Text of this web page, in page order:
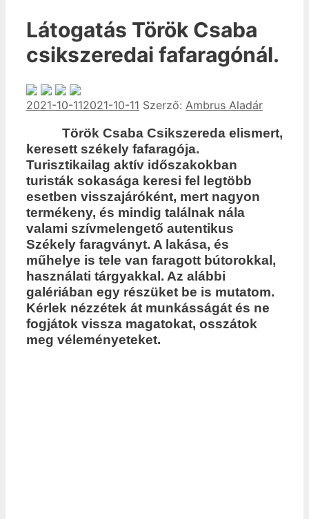
Látogatás Török Csaba
csikszeredai fafaragónál.
2021-10-112021-10-11 Szerző: Ambrus Aladár
Török Csaba Csikszereda elismert,
keresett székely fafaragója.
Turisztikailag aktív időszakokban
turisták sokasága keresi fel legtöbb
esetben visszajáróként, mert nagyon
termékeny, és mindig találnak nála
valami szívmelengető autentikus
Székely faragványt. A lakása, és
műhelye is tele van faragott bútorokkal,
használati tárgyakkal. Az alábbi
galériában egy részüket be is mutatom.
Kérlek nézzétek át munkásságát és ne
fogjátok vissza magatokat, osszátok
meg véleményeteket.